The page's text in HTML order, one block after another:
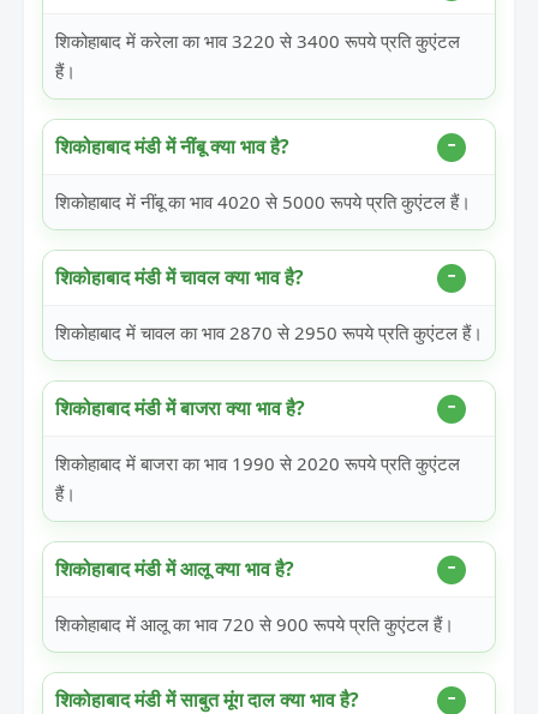
शिकोहाबाद में करेला का भाव 3220 से 3400 रूपये प्रति कुएंटल
हैं।
शिकोहाबाद मंडी में नींबू क्या भाव है?
शिकोहाबाद में नींबू का भाव 4020 से 5000 रूपये प्रति कुएंटल हैं।
शिकोहाबाद मंडी में चावल क्या भाव है?
शिकोहाबाद में चावल का भाव 2870 से 2950 रूपये प्रति कुएंटल हैं।
शिकोहाबाद मंडी में बाजरा क्या भाव है?
शिकोहाबाद में बाजरा का भाव 1990 से 2020 रूपये प्रति कुएंटल
हैं।
शिकोहाबाद मंडी में आलू क्या भाव है?
शिकोहाबाद में आलू का भाव 720 से 900 रूपये प्रति कुएंटल हैं।
शिकोहाबाद मंडी में साबुत मूंग दाल क्या भाव है?